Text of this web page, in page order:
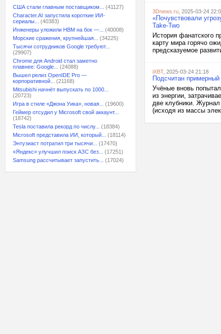
США стали главным поставщиком...
(41127)
Character.AI запустила короткие ИИ-
сериалы...
(40383)
Инженеры уложили HBM на бок —...
(40008)
Морские сражения, крупнейшая...
(34225)
Тысячи сотрудников Google требуют...
(29907)
Chrome для Android стал заметно
плавнее: Google...
(24088)
Вышел релиз OpenIDE Pro —
корпоративной...
(21168)
Mitsubishi начнёт выпускать по 1000...
(20723)
Игра в стиле «Джона Уика», новая...
(19600)
Геймер отсудил у Microsoft свой аккаунт...
(18742)
Tesla поставила рекорд по числу...
(18384)
Microsoft представила ИИ, который...
(18114)
Энтузиаст потратил три тысячи...
(17470)
«Яндекс» улучшил поиск АЗС без...
(17251)
Samsung рассчитывает запустить...
(17024)
3Dnews.ru , 2025-03-24
«Почувствовали
Take-Two
История фанатского
карту мира горячо
предсказуемое
iXBT, 2025-03-24 21:18
Подсчитан
Учёные вновь
из энергии,
две клубники.
(исходя из массы